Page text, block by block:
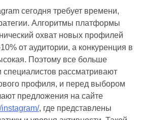
сегодня требует времени,
Алгоритмы платформы
охват новых профилей
от аудитории, а конкуренция в
Поэтому все больше
специалистов рассматривают
профиля, и перед выбором
предложения на сайте
, где представлены